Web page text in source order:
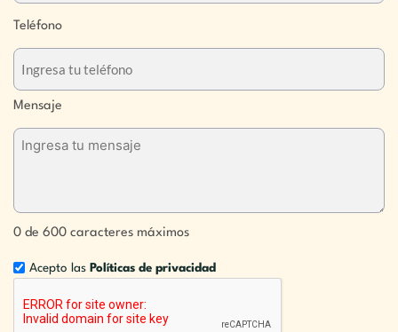
Teléfono
Mensaje
0 de 600 caracteres máximos
Acepto las Políticas de privacidad